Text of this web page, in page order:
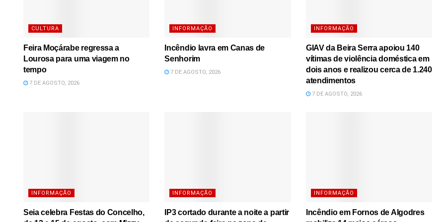
CULTURA
Feira Moçárabe regressa a
Lourosa para uma viagem no
tempo
7 DE AGOSTO, 2026
INFORMAÇÃO
Incêndio lavra em Canas de
Senhorim
7 DE AGOSTO, 2026
INFORMAÇÃO
GIAV da Beira Serra apoiou 140
vítimas de violência doméstica em
dois anos e realizou cerca de 1.240
atendimentos
7 DE AGOSTO, 2026
INFORMAÇÃO
Seia celebra Festas do Concelho,
INFORMAÇÃO
IP3 cortado durante a noite a partir
INFORMAÇÃO
Incêndio em Fornos de Algodres